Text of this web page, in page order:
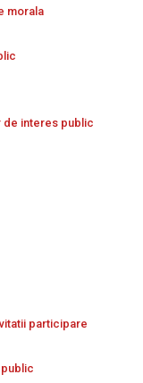
morala
de interes public
participare